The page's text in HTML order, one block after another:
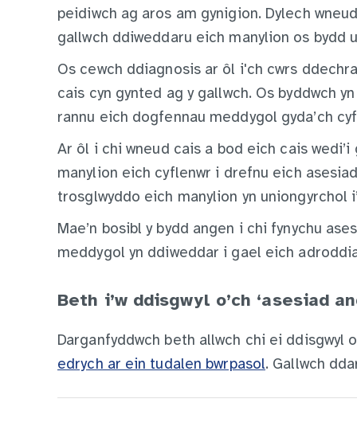
peidiwch ag aros am gynigion. Dylech
gallwch ddiweddaru eich manylion os bydd
Os cewch ddiagnosis ar ôl i'ch cwrs
cais cyn gynted ag y gallwch. Os byddwch
rannu eich dogfennau meddygol gyda’ch
Ar ôl i chi wneud cais a bod eich cais
manylion eich cyflenwr i drefnu eich
trosglwyddo eich manylion yn uniongyrchol
Mae’n bosibl y bydd angen i chi fynychu
meddygol yn ddiweddar i gael eich
Beth i’w ddisgwyl o’ch ‘asesiad
Darganfyddwch beth allwch chi ei ddisgwyl
edrych ar ein tudalen bwrpasol. Gallwch